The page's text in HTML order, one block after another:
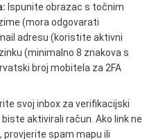
Ispunite obrazac s točnim
(mora odgovarati
adresu (koristite aktivni
(minimalno 8 znakova s
broj mobitela za 2FA
svoj inbox za verifikacijski
aktivirali račun. Ako link ne
provjerite spam mapu ili